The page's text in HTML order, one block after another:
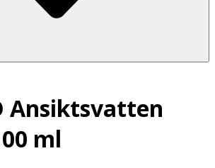
Ansiktsvatten
ml